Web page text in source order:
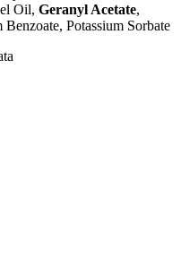
Oil, Geranyl Acetate,
Benzoate, Potassium Sorbate